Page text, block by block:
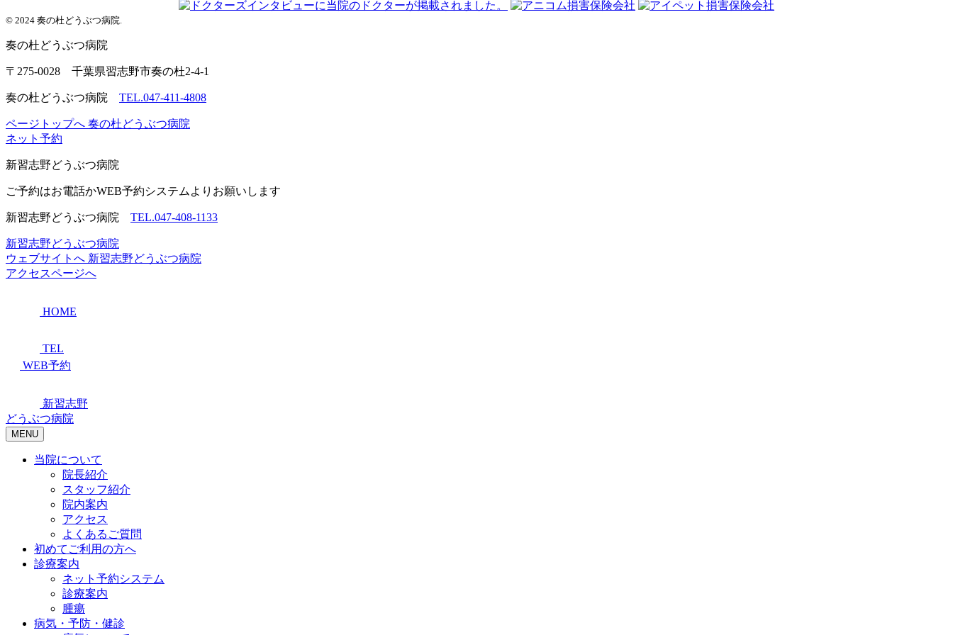
© 2024 奏の杜どうぶつ病院.
奏の杜どうぶつ病院
〒275-0028 千葉県習志野市奏の杜2-4-1
奏の杜どうぶつ病院 TEL.047-411-4808
ページトップへ 奏の杜どうぶつ病院
ネット予約
新習志野どうぶつ病院
ご予約はお電話かWEB予約システムよりお願いします
新習志野どうぶつ病院 TEL.047-408-1133
新習志野どうぶつ病院
ウェブサイトへ 新習志野どうぶつ病院
アクセスページへ
HOME
TEL
WEB予約
新習志野
どうぶつ病院
MENU
当院について
院長紹介
スタッフ紹介
院内案内
アクセス
よくあるご質問
初めてご利用の方へ
診療案内
ネット予約システム
診療案内
腫瘍
病気・予防・健診